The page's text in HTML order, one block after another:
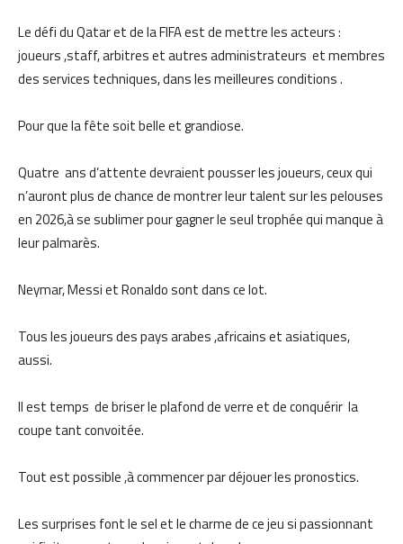
Le défi du Qatar et de la FIFA est de mettre les acteurs :
joueurs ,staff, arbitres et autres administrateurs et membres
des services techniques, dans les meilleures conditions .
Pour que la fête soit belle et grandiose.
Quatre ans d’attente devraient pousser les joueurs, ceux qui
n’auront plus de chance de montrer leur talent sur les pelouses
en 2026,à se sublimer pour gagner le seul trophée qui manque à
leur palmarès.
Neymar, Messi et Ronaldo sont dans ce lot.
Tous les joueurs des pays arabes ,africains et asiatiques,
aussi.
Il est temps de briser le plafond de verre et de conquérir la
coupe tant convoitée.
Tout est possible ,à commencer par déjouer les pronostics.
Les surprises font le sel et le charme de ce jeu si passionnant